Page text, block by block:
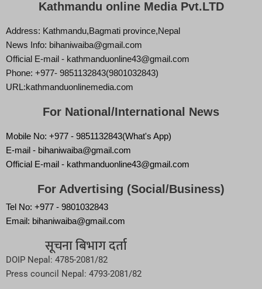
Kathmandu online Media Pvt.LTD
Address: Kathmandu,Bagmati province,Nepal
News Info: bihaniwaiba@gmail.com
Official E-mail - kathmanduonline43@gmail.com
Phone: +977- 9851132843(9801032843)
URL:kathmanduonlinemedia.com
For National/International News
Mobile No: +977 - 9851132843(What's App)
E-mail - bihaniwaiba@gmail.com
Official E-mail - kathmanduonline43@gmail.com
For Advertising (Social/Business)
Tel No: +977 - 9801032843
Email: bihaniwaiba@gmail.com
सूचना बिभाग दर्ता
DOIP Nepal: 4785-2081/82
Press council Nepal: 4793-2081/82